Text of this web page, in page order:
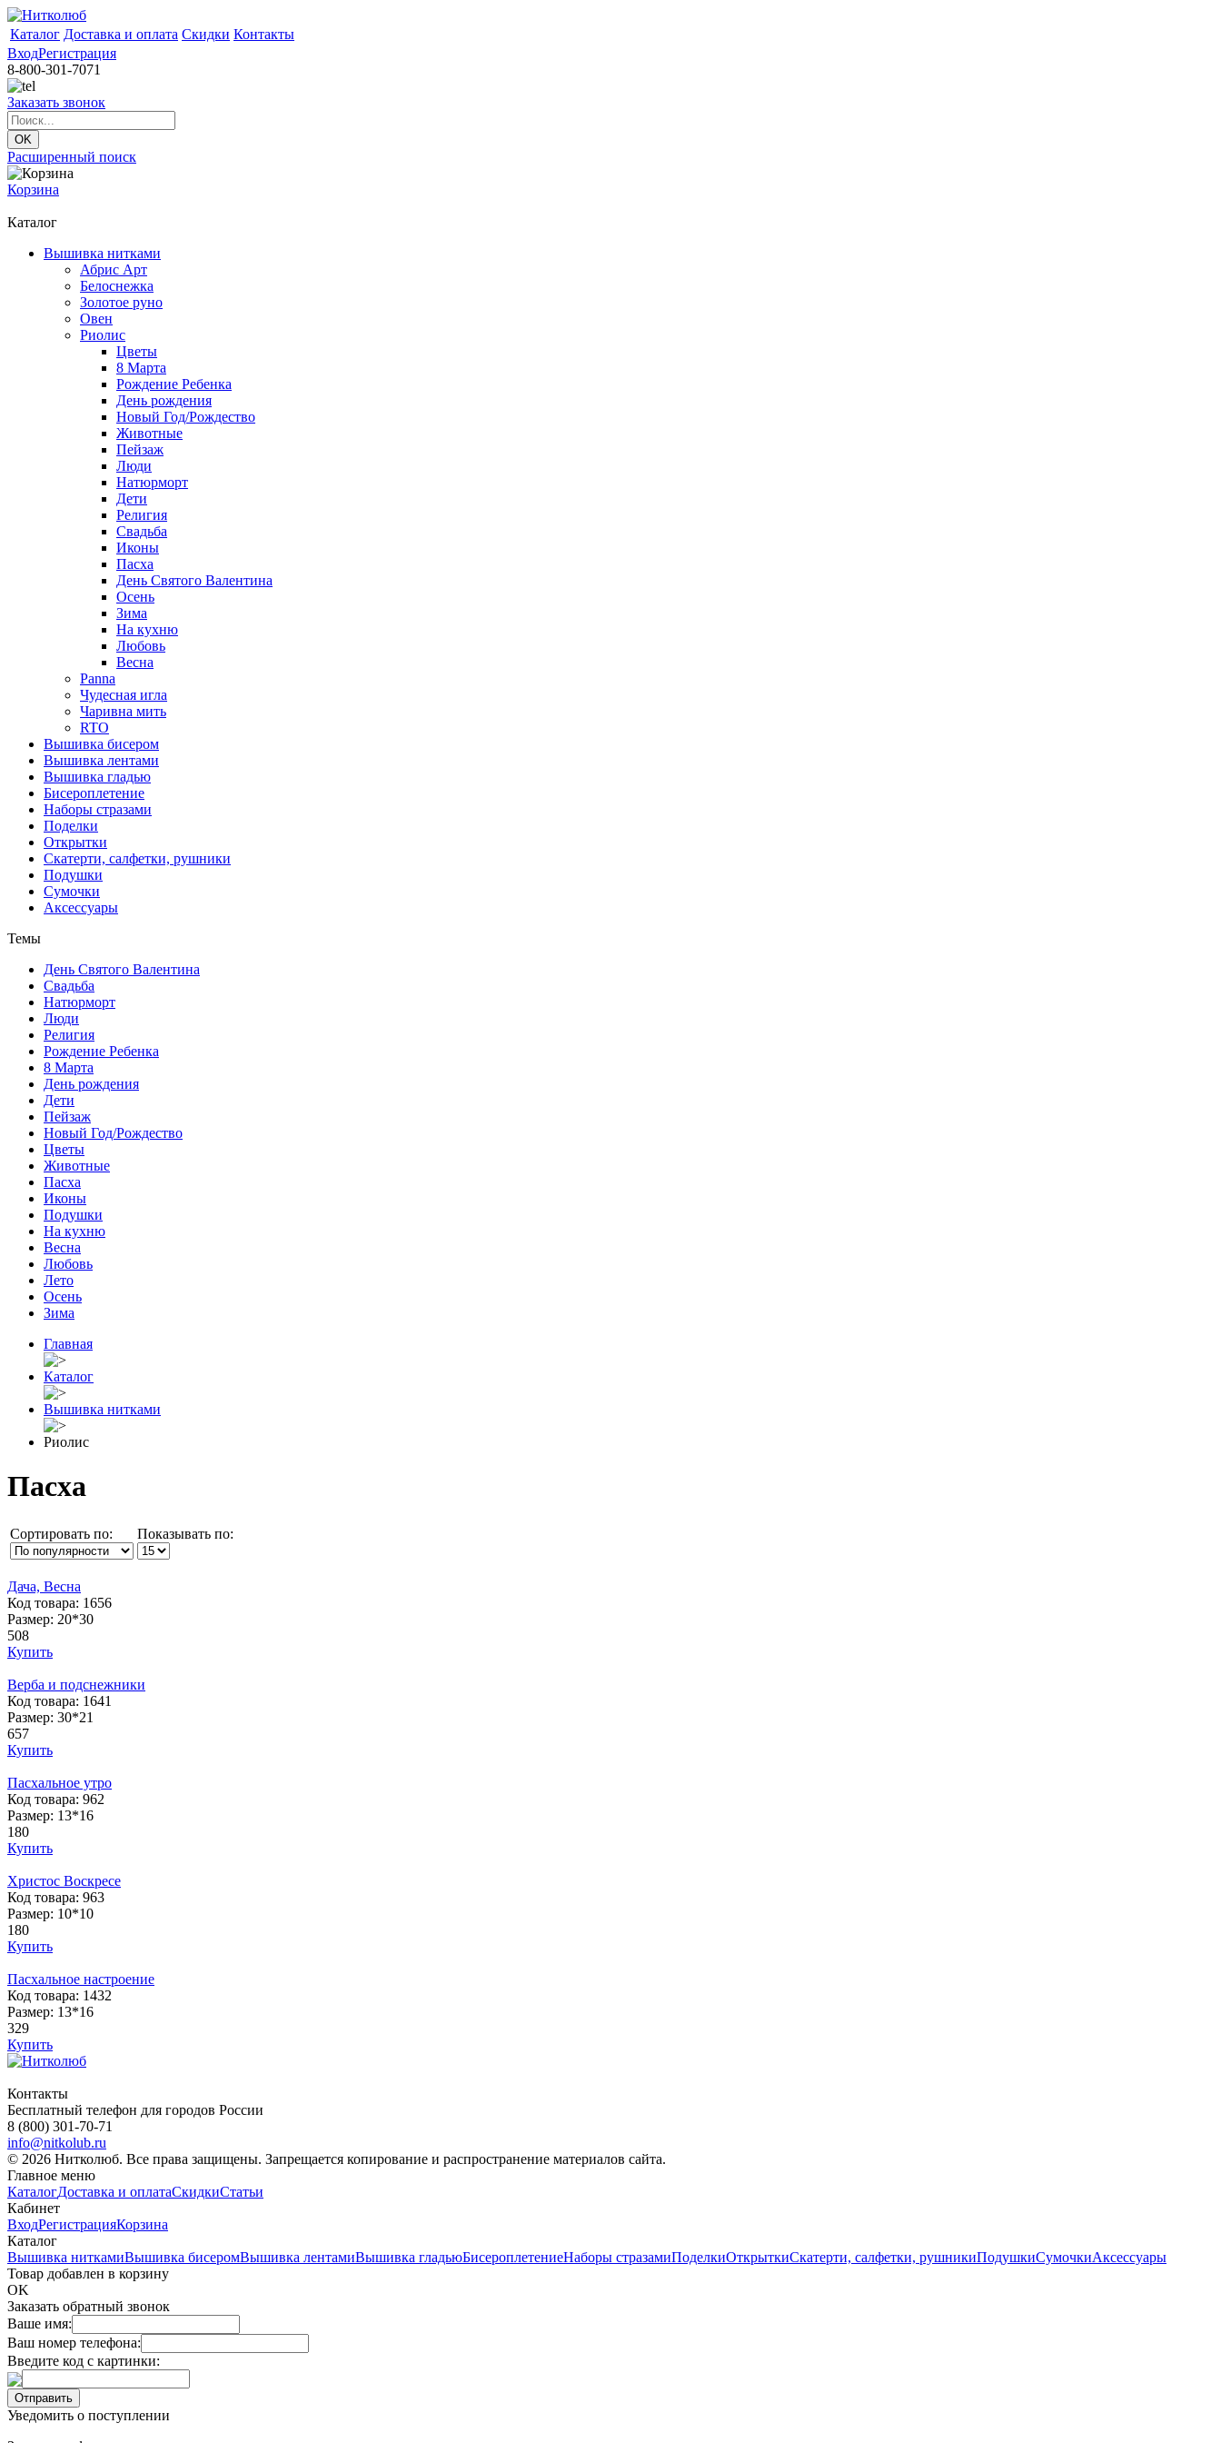
Каталог Доставка и оплата Скидки Контакты
ВходРегистрация
8-800-301-7071
Заказать звонок
Расширенный поиск
Корзина
Каталог
Вышивка нитками
Абрис Арт
Белоснежка
Золотое руно
Овен
Риолис
Цветы
8 Марта
Рождение Ребенка
День рождения
Новый Год/Рождество
Животные
Пейзаж
Люди
Натюрморт
Дети
Религия
Свадьба
Иконы
Пасха
День Святого Валентина
Осень
Зима
На кухню
Любовь
Весна
Panna
Чудесная игла
Чаривна мить
RTO
Вышивка бисером
Вышивка лентами
Вышивка гладью
Бисероплетение
Наборы стразами
Поделки
Открытки
Скатерти, салфетки, рушники
Подушки
Сумочки
Аксессуары
Темы
День Святого Валентина
Свадьба
Натюрморт
Люди
Религия
Рождение Ребенка
8 Марта
День рождения
Дети
Пейзаж
Новый Год/Рождество
Цветы
Животные
Пасха
Иконы
Подушки
На кухню
Весна
Любовь
Лето
Осень
Зима
Главная
Каталог
Вышивка нитками
Риолис
Пасха
Сортировать по: Показывать по:
Дача, Весна
Код товара: 1656
Размер: 20*30
508
Купить
Верба и подснежники
Код товара: 1641
Размер: 30*21
657
Купить
Пасхальное утро
Код товара: 962
Размер: 13*16
180
Купить
Христос Воскресе
Код товара: 963
Размер: 10*10
180
Купить
Пасхальное настроение
Код товара: 1432
Размер: 13*16
329
Купить
Контакты
Бесплатный телефон для городов России
8 (800) 301-70-71
info@nitkolub.ru
© 2026 Нитколюб. Все права защищены. Запрещается копирование и распространение материалов сайта.
Главное меню
КаталогДоставка и оплатаСкидкиСтатьи
Кабинет
ВходРегистрацияКорзина
Каталог
Вышивка ниткамиВышивка бисеромВышивка лентамиВышивка гладьюБисероплетениеНаборы стразамиПоделкиОткрыткиСкатерти, салфетки, рушникиПодушкиСумочкиАксессуары
Товар добавлен в корзину
OK
Заказать обратный звонок
Ваше имя:
Ваш номер телефона:
Введите код с картинки:
Уведомить о поступлении